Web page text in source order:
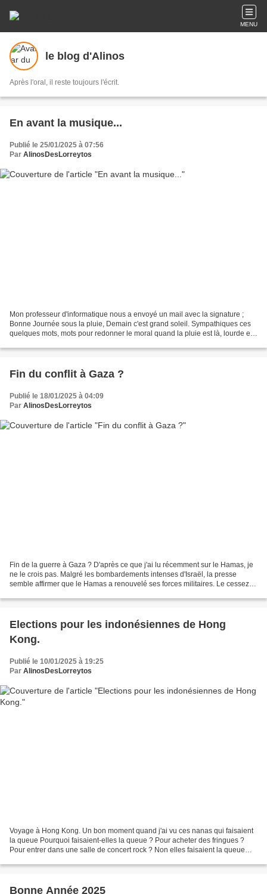
MENU
le blog d'Alinos
Après l'oral, il reste toujours l'écrit.
En avant la musique...
Publié le 25/01/2025 à 07:56
Par AlinosDesLorreytos
Mon professeur d'informatique nous a envoyé un mail avec la signature ;
Bonne Journée sous la pluie, Demain c'est grand soleil. Sympathiques ces
quelques mots, mots pour redonner le moral quand la pluie est là, lourde et
Fin du conflit à Gaza ?
Publié le 18/01/2025 à 04:09
Par AlinosDesLorreytos
Fin de la guerre à Gaza ? D'après ce que j'ai lu récemment sur le Hamas, je
ne le crois pas. Malgré les bombardements intenses d'Israël, la presse
semble affirmer que le Hamas a renouvelé ses forces militaires. Le cessez-
Elections pour les indonésiennes de Hong
Kong.
Publié le 10/01/2025 à 19:25
Par AlinosDesLorreytos
Voyage à Hong Kong. Un bon moment quand j'ai vu ces nanas qui faisaient
la queue Pourquoi faisaient-elles la queue ? Pour acheter des fringues ?
Pour entrer dans une salle de concert rock ? Non elles faisaient la queue
Bonne Année 2025